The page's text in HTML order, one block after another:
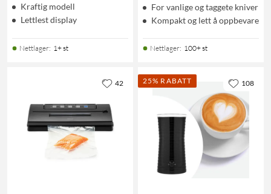
Kraftig modell
Lettlest display
Nettlager: 1+ st
For vanlige og taggete kniver
Kompakt og lett å oppbevare
Nettlager: 100+ st
42 25% RABATT 108